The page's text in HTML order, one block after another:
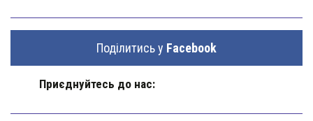
Поділитись у Facebook
Приєднуйтесь до нас: